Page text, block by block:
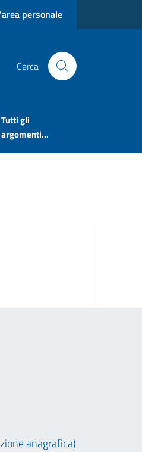
personale
Cerca
Tutti gli
argomenti...
anagrafica)